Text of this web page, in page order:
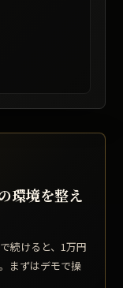
ります
環境を整え
続けると、1万円
まずはデモで操